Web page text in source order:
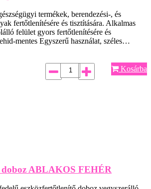
termékek, berendezési-, és
fertőtlenítésére és tisztítására. Alkalmas
felület gyors fertőtlenítésére és
mentes Egyszerű használat, széles…
Kosárba
ABLAKOS FEHÉR